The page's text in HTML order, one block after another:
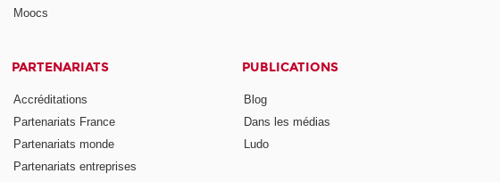
Moocs
PARTENARIATS
Accréditations
Partenariats France
Partenariats monde
Partenariats entreprises
PUBLICATIONS
Blog
Dans les médias
Ludo